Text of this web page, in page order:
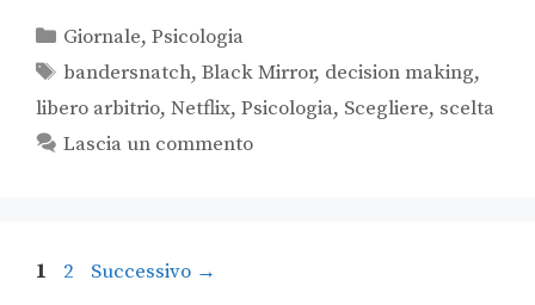
Giornale,Psicologia
bandersnatch,Black Mirror, decision making,
libero arbitrio, Netflix, Psicologia, Scegliere, scelta
Lascia un commento
1 2 Successivo →